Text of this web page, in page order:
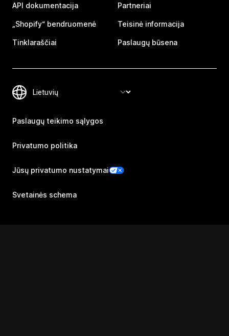
API dokumentacija
„Shopify“ bendruomenė
Tinklaraščiai
Partneriai
Teisinė informacija
Paslaugų būsena
Paslaugų teikimo sąlygos
Privatumo politika
Jūsų privatumo nustatymai
Svetainės schema